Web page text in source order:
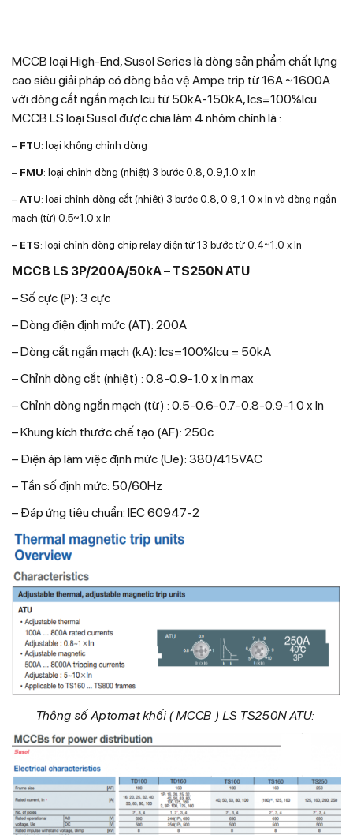
MCCB loại High-End, Susol Series là dòng sản phẩm chất lựng
cao siêu giải pháp có dòng bảo vệ Ampe trip từ 16A ~1600A
với dòng cắt ngắn mạch Icu từ 50kA-150kA, Ics=100%Icu.
MCCB LS loại Susol được chia làm 4 nhóm chính là :
– FTU: loại không chỉnh dòng
– FMU: loại chỉnh dòng (nhiệt) 3 bước 0.8, 0.9,1.0 x In
–ATU: loại chỉnh dòng cắt (nhiệt) 3 bước 0.8, 0.9, 1.0 x In và dòng ngắn
mạch (từ) 0.5~1.0 x In
– ETS: loại chỉnh dòng chip relay điện tử 13 bước từ 0.4~1.0 x In
MCCB LS 3P/200A/50kA – TS250N ATU
– Số cực (P): 3 cực
– Dòng điện định mức (AT): 200A
– Dòng cắt ngắn mạch (kA): Ics=100%Icu = 50kA
– Chỉnh dòng cắt (nhiệt) : 0.8-0.9-1.0 x In max
– Chỉnh dòng ngắn mạch (từ) : 0.5-0.6-0.7-0.8-0.9-1.0 x In
– Khung kích thước chế tạo (AF): 250c
– Điện áp làm việc định mức (Ue): 380/415VAC
– Tần số định mức: 50/60Hz
– Đáp ứng tiêu chuẩn: IEC 60947-2
Thông số Aptomat khối ( MCCB ) LS TS250N ATU: